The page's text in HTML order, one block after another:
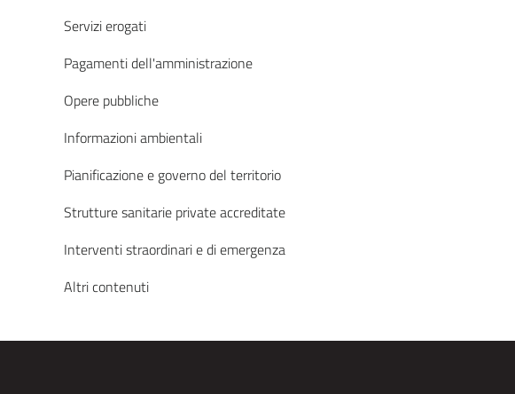
Servizi erogati
Pagamenti dell'amministrazione
Opere pubbliche
Informazioni ambientali
Pianificazione e governo del territorio
Strutture sanitarie private accreditate
Interventi straordinari e di emergenza
Altri contenuti